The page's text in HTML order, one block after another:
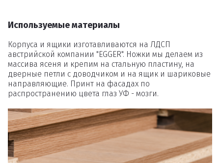
Используемые материалы
Корпуса и ящики изготавливаются на ЛДСП
австрийской компании "EGGER". Ножки мы делаем из
массива ясеня и крепим на стальную пластину, на
дверные петли с доводчиком и на ящик и шариковые
направляющие. Принт на фасадах по
распространению цвета глаз УФ - мозги.
Вы точно хотите удалить
товар из корзины?
Удалить